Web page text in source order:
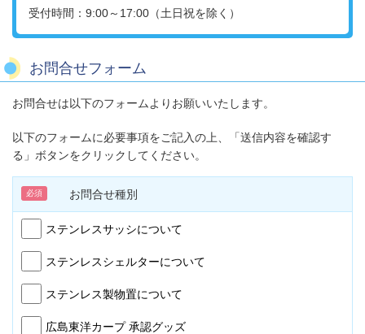
受付時間：9:00～17:00（土日祝を除く）
お問合せフォーム
お問合せは以下のフォームよりお願いいたします。
以下のフォームに必要事項をご記入の上、「送信内容を確認す
る」ボタンをクリックしてください。
お問合せ種別
必須
ステンレスサッシについて
ステンレスシェルターについて
ステンレス製物置について
広島東洋カープ 承認グッズ